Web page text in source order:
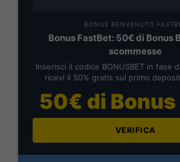
BONUS BENVENUTO
Bonus FastBet: 50€ di Bonus
scommesse
Inserisci il codice BONUSBET in fase
ricevi il 50% gratis sul primo
50€ di Bonus
VERIFICA